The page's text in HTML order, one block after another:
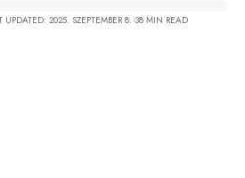
UPDATED: 2025. SZEPTEMBER 8. 38 MIN READ